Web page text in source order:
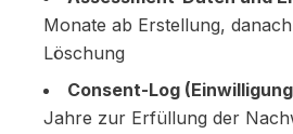
Monate ab Erstellung,
Löschung
Consent-Log
Jahre zur Erfüllung der